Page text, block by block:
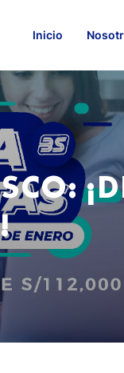
Inicio